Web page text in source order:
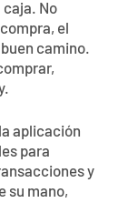
caja. No
el
camino.
aplicación
para
y
su mano,